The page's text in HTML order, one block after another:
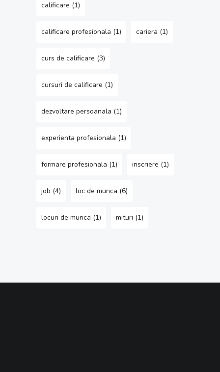
calificare (1)
calificare profesionala (1) cariera (1)
curs de calificare (3)
cursuri de calificare (1)
dezvoltare persoanala (1)
experienta profesionala (1)
formare profesionala (1) inscriere (1)
job (4) loc de munca (6)
locuri de munca (1) mituri (1)